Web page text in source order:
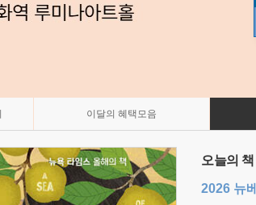
이달의 혜택모음
오늘의 책
2026 뉴